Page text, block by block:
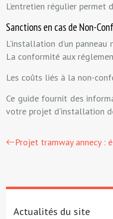
L’entretien régulier permet
Sanctions en cas de Non-
L’installation d’un
La conformité aux
Les coûts liés à la non-
Ce guide fournit des
votre projet d’installation
Projet tramway annecy :
Actualités du site